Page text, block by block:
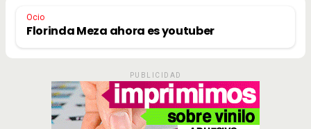
Ocio
Florinda Meza ahora es youtuber
PUBLICIDAD